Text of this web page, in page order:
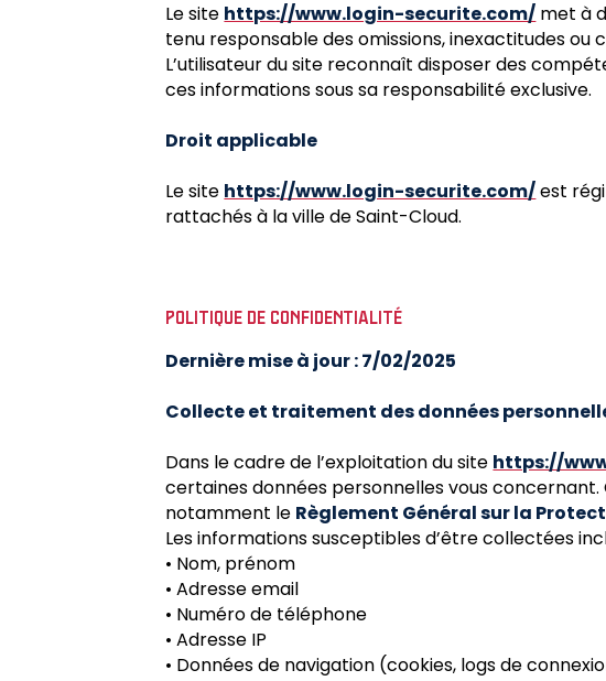
Le site https://www.login-securite.com/ met à
tenu responsable des omissions, inexactitudes ou
L’utilisateur du site reconnaît disposer des
ces informations sous sa responsabilité exclusive.
Droit applicable
Le site https://www.login-securite.com/est
rattachés à la ville de Saint-Cloud.
POLITIQUE DE CONFIDENTIALITÉ
Dernière mise à jour : 7/02/2025
Collecte et traitement des données
Dans le cadre de l’exploitation du site https://
certaines données personnelles vous
notamment le Règlement Général sur la
Les informations susceptibles d’être collectées
• Nom, prénom
• Adresse email
• Numéro de téléphone
• Adresse IP
• Données de navigation (cookies, logs de